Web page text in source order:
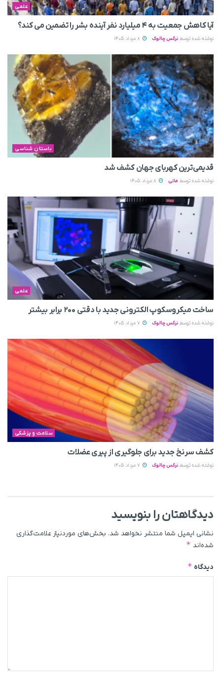
علمی
آیا کاهش جمعیت به ۴ میلیارد نفر آینده بشر را تضمین می‌ کند؟
نوشته شده توسط نرگس چالوک
باستان شناسی
قدیمی‌ترین کهربای جهان کشف شد
نوشته شده توسط مانی
علمی
ساخت میکروسکوپ الکترونی جدید با دقتی ۲۰۰ برابر بیشتر
نوشته شده توسط نرگس چالوک
سلامت و پزشکی
کشف سرنخ جدید برای جلوگیری از پیری عضلات
نوشته شده توسط نرگس چالوک
دیدگاهتان را بنویسید
نشانی ایمیل شما منتشر نخواهد شد. بخش‌های موردنیاز علامت‌گذاری
شده‌اند *
دیدگاه *